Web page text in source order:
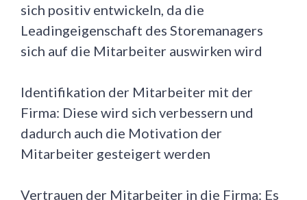
sich positiv entwickeln, da die
Leadingeigenschaft des Storemanagers
sich auf die Mitarbeiter auswirken wird
Identifikation der Mitarbeiter mit der
Firma: Diese wird sich verbessern und
dadurch auch die Motivation der
Mitarbeiter gesteigert werden
Vertrauen der Mitarbeiter in die Firma: Es